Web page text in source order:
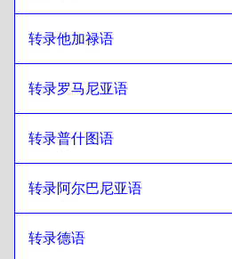
转录他加禄语
转录罗马尼亚语
转录普什图语
转录阿尔巴尼亚语
转录德语